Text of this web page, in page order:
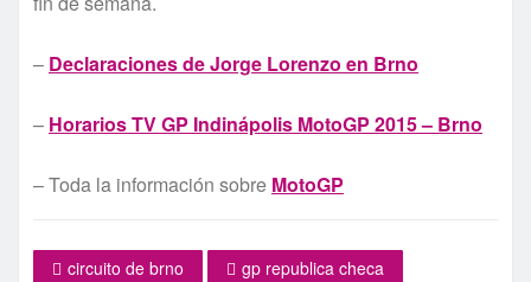
– Declaraciones de Jorge Lorenzo en Brno
– Horarios TV GP Indinápolis MotoGP 2015 – Brno
– Toda la información sobre MotoGP
circuito de brno
gp republica checa